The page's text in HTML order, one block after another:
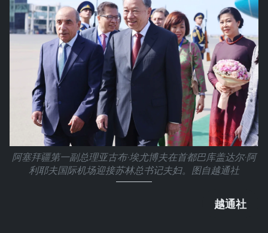
阿塞拜疆第一副总理亚古布·埃尤博夫在首都巴库盖达尔·阿
利耶夫国际机场迎接苏林总书记夫妇。图自越通社
越通社